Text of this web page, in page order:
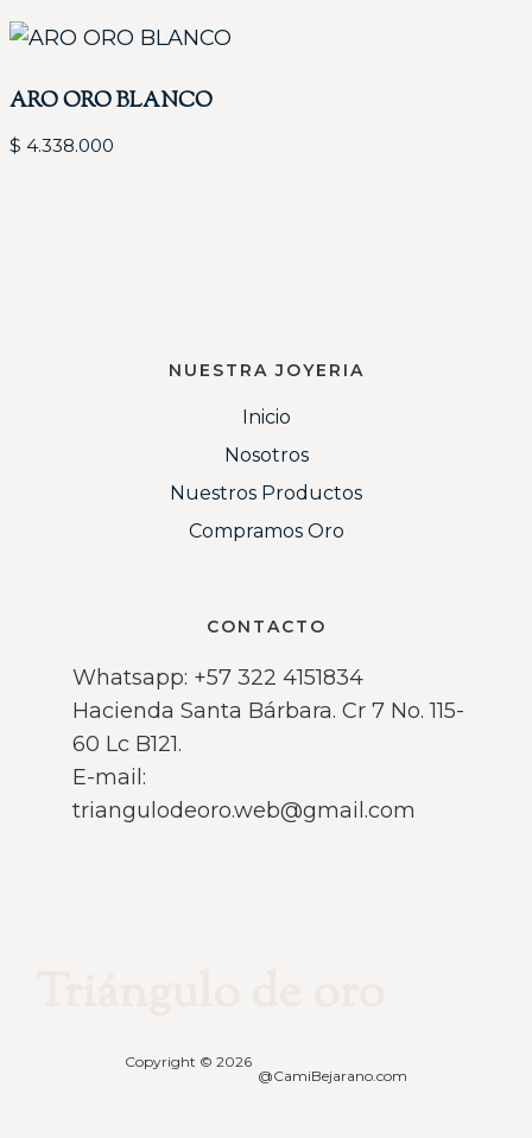
ARO ORO BLANCO
$ 4.338.000
NUESTRA JOYERIA
Inicio
Nosotros
Nuestros Productos
Compramos Oro
CONTACTO
Whatsapp: ‪+57 322 4151834‬
Hacienda Santa Bárbara. Cr 7 No. 115-
60 Lc B121.
E-mail:
triangulodeoro.web@gmail.com
Copyright © 2026
@CamiBejarano.com